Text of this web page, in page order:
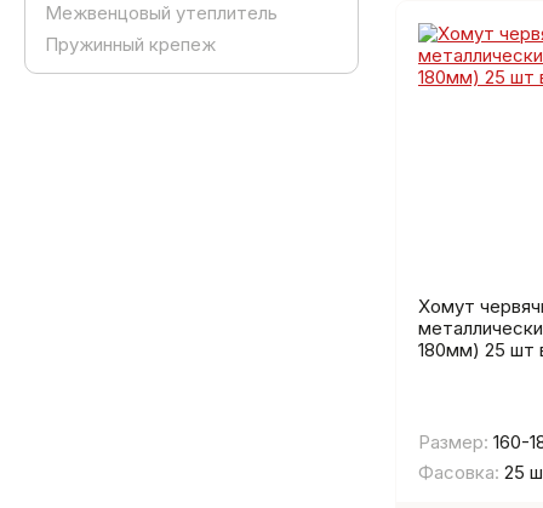
Межвенцовый утеплитель
Пружинный крепеж
Хомут
180мм) 25 шт
Размер: 160-
Фасовка: 25